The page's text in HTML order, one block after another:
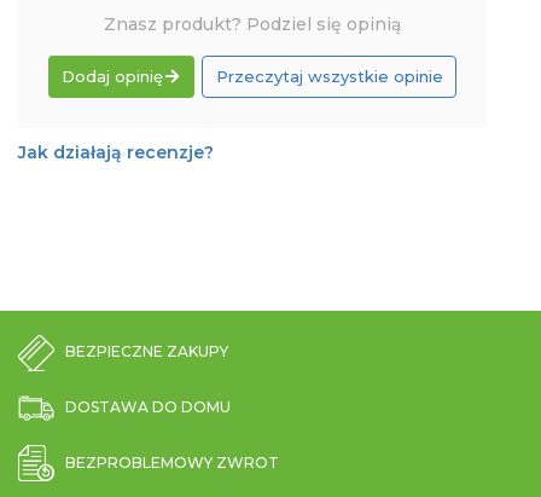
Znasz produkt? Podziel się opinią
Dodaj opinię Przeczytaj wszystkie opinie
Jak działają recenzje?
BEZPIECZNE ZAKUPY
DOSTAWA DO DOMU
BEZPROBLEMOWY ZWROT